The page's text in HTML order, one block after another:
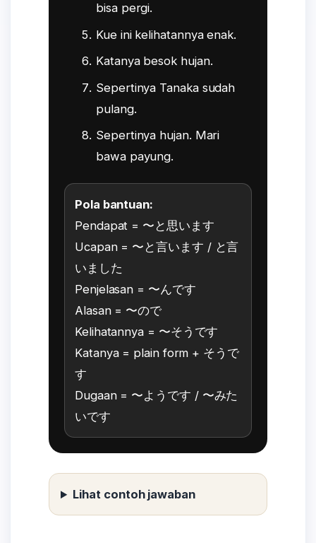
bisa pergi.
Kue ini kelihatannya enak.
Katanya besok hujan.
Sepertinya Tanaka sudah
pulang.
Sepertinya hujan. Mari
bawa payung.
Pola bantuan:
Pendapat = 〜と思います
Ucapan = 〜と言います / と言
いました
Penjelasan = 〜んです
Alasan = 〜ので
Kelihatannya = 〜そうです
Katanya = plain form + そうで
す
Dugaan = 〜ようです / 〜みた
いです
Lihat contoh jawaban